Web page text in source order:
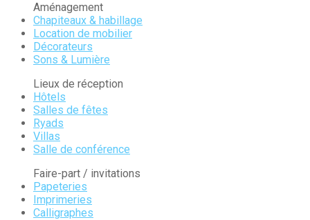
Aménagement
Chapiteaux & habillage
Location de mobilier
Décorateurs
Sons & Lumière
Lieux de réception
Hôtels
Salles de fêtes
Ryads
Villas
Salle de conférence
Faire-part / invitations
Papeteries
Imprimeries
Calligraphes